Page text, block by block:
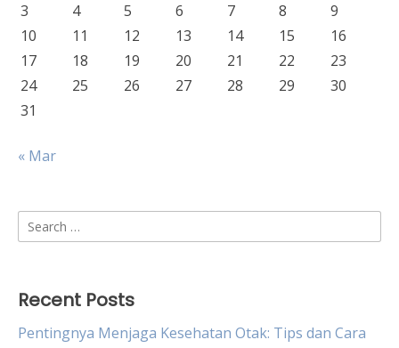
3
4 5 6 7 8
9
10
11 12 13 14 15
16
17
18 19 20 21 22
23
24
25 26 27 28 29
30
31
« Mar
Search
for:
Recent Posts
Pentingnya Menjaga Kesehatan Otak: Tips dan Cara